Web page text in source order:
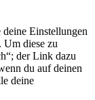
Einstellungen
Um diese zu
der Link dazu
du auf deinen
deine